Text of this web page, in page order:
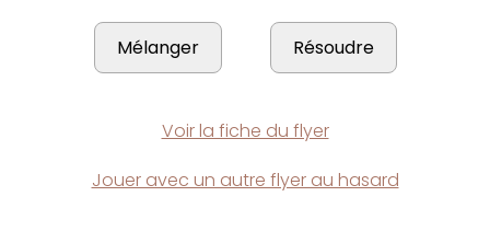
Voir la fiche du flyer
Jouer avec un autre flyer au hasard